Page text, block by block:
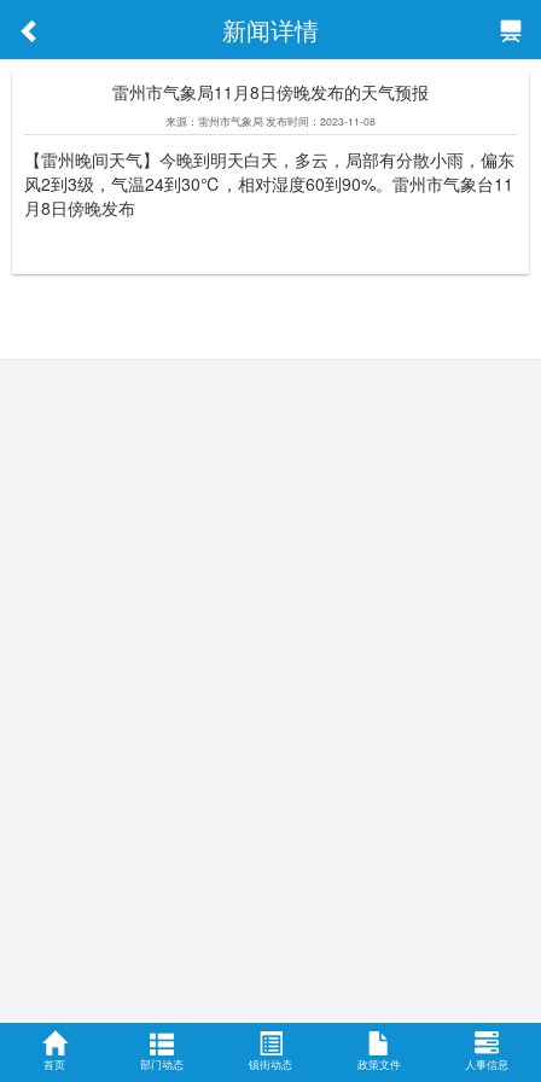
新闻详情
雷州市气象局11月8日傍晚发布的天气预报
来源：雷州市气象局 发布时间：2023-11-08
【雷州晚间天气】今晚到明天白天，多云，局部有分散小雨，偏东
风2到3级，气温24到30℃，相对湿度60到90%。雷州市气象台11
月8日傍晚发布
首页 部门动态 镇街动态 政策文件 人事信息